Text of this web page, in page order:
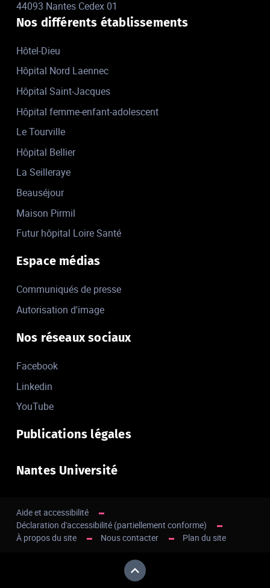
44093 Nantes Cedex 01
Nos différents établissements
Hôtel-Dieu
Hôpital Nord Laennec
Hôpital Saint-Jacques
Hôpital femme-enfant-adolescent
Le Tourville
Hôpital Bellier
La Seilleraye
Beauséjour
Maison Pirmil
Futur hôpital Loire Santé
Espace médias
Communiqués de presse
Autorisation d'image
Nos réseaux sociaux
Facebook
Linkedin
YouTube
Publications légales
Nantes Université
Aide et accessibilité
Déclaration d'accessibilité (partiellement conforme)
À propos du site
Nous contacter Plan du site